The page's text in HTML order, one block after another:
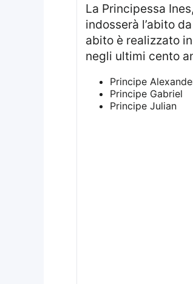
La Principessa
indosserà l’abito
abito è realizzato
negli ultimi cento
Principe
Principe Gabriel
Principe Julian